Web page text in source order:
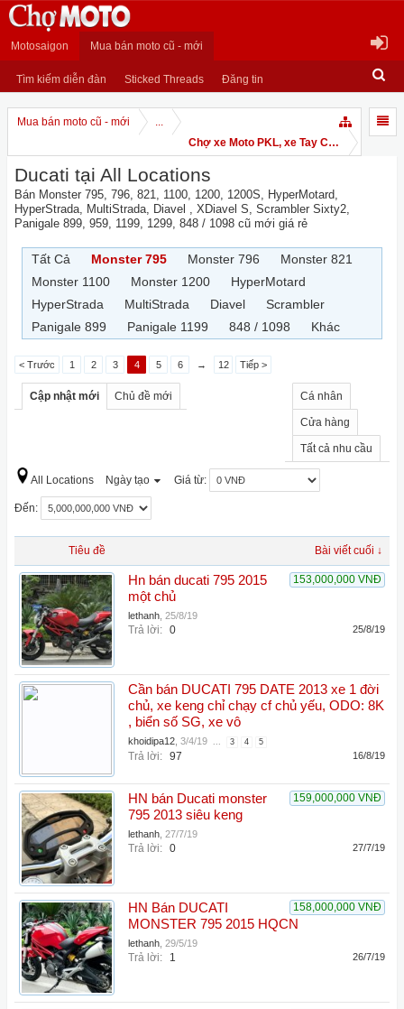
Motosaigon Mua bán moto cũ - mới
Tìm kiếm diễn đàn Sticked Threads Đăng tin
Mua bán moto cũ - mới
...
Chợ xe Moto PKL, xe Tay Côn
Ducati tại All Locations
Bán Monster 795, 796, 821, 1100, 1200, 1200S, HyperMotard,
HyperStrada, MultiStrada, Diavel , XDiavel S, Scrambler Sixty2,
Panigale 899, 959, 1199, 1299, 848 / 1098 cũ mới giá rẻ
Tất Cả Monster 795 Monster 796
Monster 821
Monster 1100
Monster 1200
HyperMotard
HyperStrada
MultiStrada Diavel
Scrambler
Panigale 899
Panigale 1199 848 / 1098 Khác
< Trước 1 2 3 4 5 6 → 12 Tiếp >
Cập nhật mới Chủ đề mới Cá nhân
Cửa hàng
Tất cả nhu cầu
All Locations Ngày tạo Giá từ:
Đến:
Tiêu đề Bài viết cuối ↓
153,000,000 VNĐ
Hn bán ducati 795 2015
một chủ
lethanh 25/8/19
Trả lời: 0 25/8/19
Cần bán DUCATI 795 DATE 2013 xe 1 đời
chủ, xe keng chỉ chạy cf chủ yếu, ODO: 8K
, biển số SG, xe vô
khoidipa12 3/4/19 ... 3 4 5
Trả lời: 97 16/8/19
159,000,000 VNĐ
HN bán Ducati monster
795 2013 siêu keng
lethanh 27/7/19
Trả lời: 0 27/7/19
158,000,000 VNĐ
HN Bán DUCATI
MONSTER 795 2015 HQCN
lethanh 29/5/19
Trả lời: 1 26/7/19